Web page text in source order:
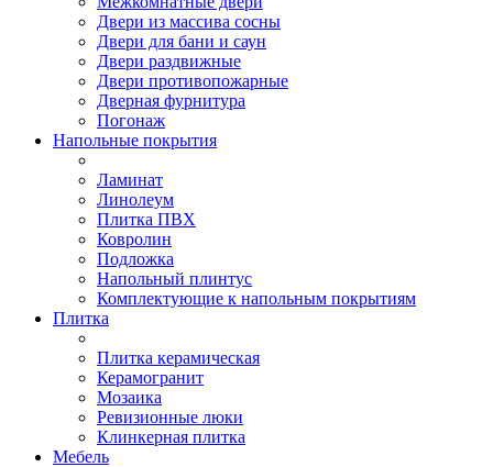
Двери из массива сосны
Двери для бани и саун
Двери раздвижные
Двери противопожарные
Дверная фурнитура
Погонаж
Напольные покрытия
Ламинат
Линолеум
Плитка ПВХ
Ковролин
Подложка
Напольный плинтус
Комплектующие к напольным покрытиям
Плитка
Плитка керамическая
Керамогранит
Мозаика
Ревизионные люки
Клинкерная плитка
Мебель